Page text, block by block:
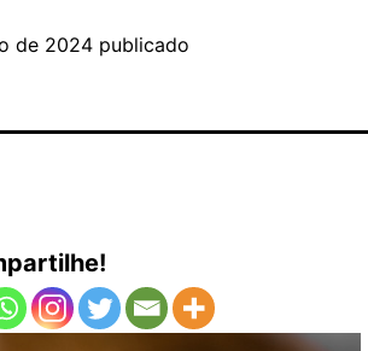
de 2024 publicado